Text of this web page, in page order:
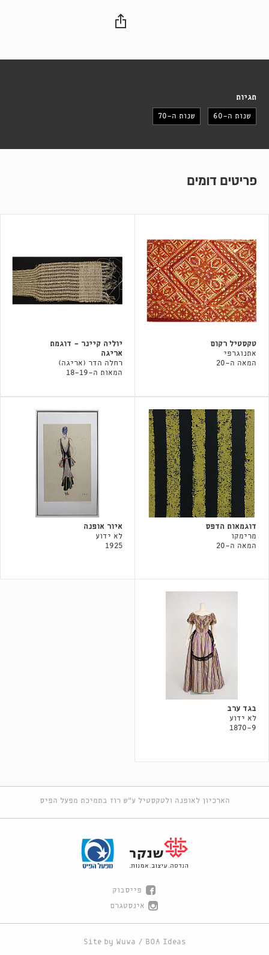
תגיות
שנות ה-60 שנות ה-70
פריטים דומים
טקסטיל רקום
אתנוגרפי
המאה ה-20
יוליה קיינר - דוגמת
אריגה
רחלה הדר (אריגה)
המאות ה-18-19
דוגמאות הדפס
מרימקו
המאה ה-20
איור אופנה
לא ידוע
1925
בגד ערב
לא ידוע
1870-9
הארכיון לאופנה ולטקסטיל ע"ש רוז בתמיכת מפעל הפיס
פייסבוק
אינסטגרם
Site by Wuwa / BOA Ideas